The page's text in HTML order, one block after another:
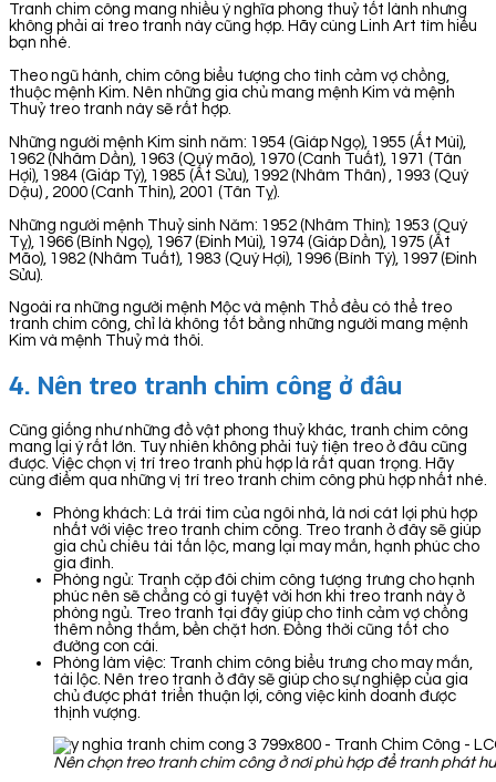
Tranh chim công mang nhiều ý nghĩa phong thuỷ tốt lành nhưng
không phải ai treo tranh này cũng hợp. Hãy cùng Linh Art tìm hiểu
bạn nhé.
Theo ngũ hành, chim công biểu tượng cho tình cảm vợ chồng,
thuộc mệnh Kim. Nên những gia chủ mang mệnh Kim và mệnh
Thuỷ treo tranh này sẽ rất hợp.
Những người mệnh Kim sinh năm: 1954 (Giáp Ngọ), 1955 (Ất Mùi),
1962 (Nhâm Dần), 1963 (Quý mão), 1970 (Canh Tuất), 1971 (Tân
Hợi), 1984 (Giáp Tý), 1985 (Ất Sửu), 1992 (Nhâm Thân) , 1993 (Quý
Dậu) , 2000 (Canh Thìn), 2001 (Tân Tỵ).
Những người mệnh Thuỷ sinh Năm: 1952 (Nhâm Thìn); 1953 (Quý
Tỵ), 1966 (Bính Ngọ), 1967 (Đinh Mùi), 1974 (Giáp Dần), 1975 (Ất
Mão), 1982 (Nhâm Tuất), 1983 (Quý Hợi), 1996 (Bính Tý), 1997 (Đinh
Sửu).
Ngoài ra những người mệnh Mộc và mệnh Thổ đều có thể treo
tranh chim công, chỉ là không tốt bằng những người mang mệnh
Kim và mệnh Thuỷ mà thôi.
4. Nên treo tranh chim công ở đâu
Cũng giống như những đồ vật phong thuỷ khác, tranh chim công
mang lại ý rất lớn. Tuy nhiên không phải tuỳ tiện treo ở đâu cũng
được. Việc chọn vị trí treo tranh phù hợp là rất quan trọng. Hãy
cùng điểm qua những vị trí treo tranh chim công phù hợp nhất nhé.
Phòng khách: Là trái tim của ngôi nhà, là nơi cát lợi phù hợp
nhất với việc treo tranh chim công. Treo tranh ở đây sẽ giúp
gia chủ chiêu tài tấn lộc, mang lại may mắn, hạnh phúc cho
gia đình.
Phòng ngủ: Tranh cặp đôi chim công tượng trưng cho hạnh
phúc nên sẽ chẳng có gì tuyệt vời hơn khi treo tranh này ở
phòng ngủ. Treo tranh tại đây giúp cho tình cảm vợ chồng
thêm nồng thắm, bền chặt hơn. Đồng thời cũng tốt cho
đường con cái.
Phòng làm việc: Tranh chim công biểu trưng cho may mắn,
tài lộc. Nên treo tranh ở đây sẽ giúp cho sự nghiệp của gia
chủ được phát triển thuận lợi, công việc kinh doanh được
thịnh vượng.
Nên chọn treo tranh chim công ở nơi phù hợp để tranh phát